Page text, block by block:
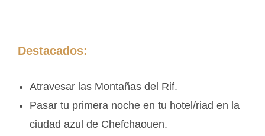
Destacados:
Atravesar las Montañas del Rif.
Pasar tu primera noche en tu hotel/riad en la
ciudad azul de Chefchaouen.